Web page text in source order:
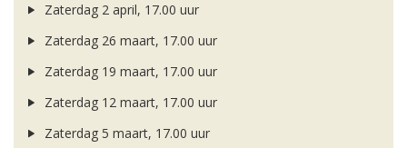
Zaterdag 2 april, 17.00 uur
Zaterdag 26 maart, 17.00 uur
Zaterdag 19 maart, 17.00 uur
Zaterdag 12 maart, 17.00 uur
Zaterdag 5 maart, 17.00 uur